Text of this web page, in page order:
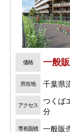
価格 一般
所在地 千葉県
アクセス
つくば
分
専有面積 一般販